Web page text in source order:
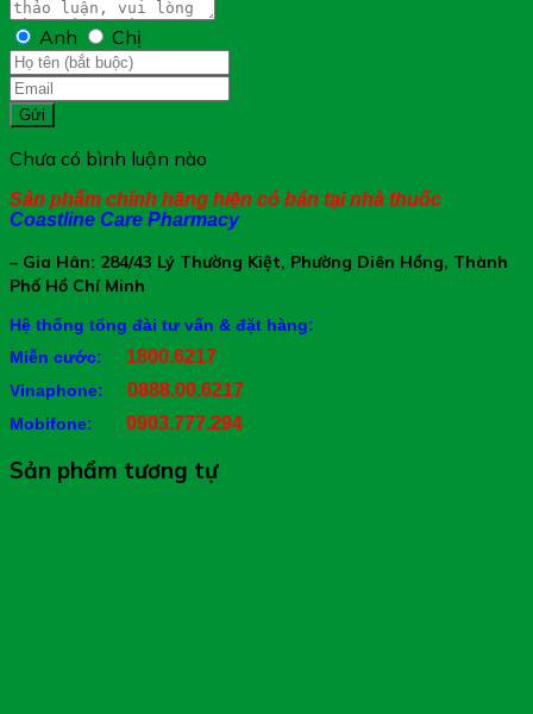
Anh Chị
Gửi
Chưa có bình luận nào
Sản phẩm chính hãng hiện có bán tại nhà thuốc
Coastline Care Pharmacy
– Gia Hân: 284/43 Lý Thường Kiệt, Phường Diên Hồng, Thành
Phố Hồ Chí Minh
Hệ thống tổng đài tư vấn & đặt hàng:
Miễn cước: 1800.6217
Vinaphone: 0888.00.6217
Mobifone: 0903.777.294
Sản phẩm tương tự